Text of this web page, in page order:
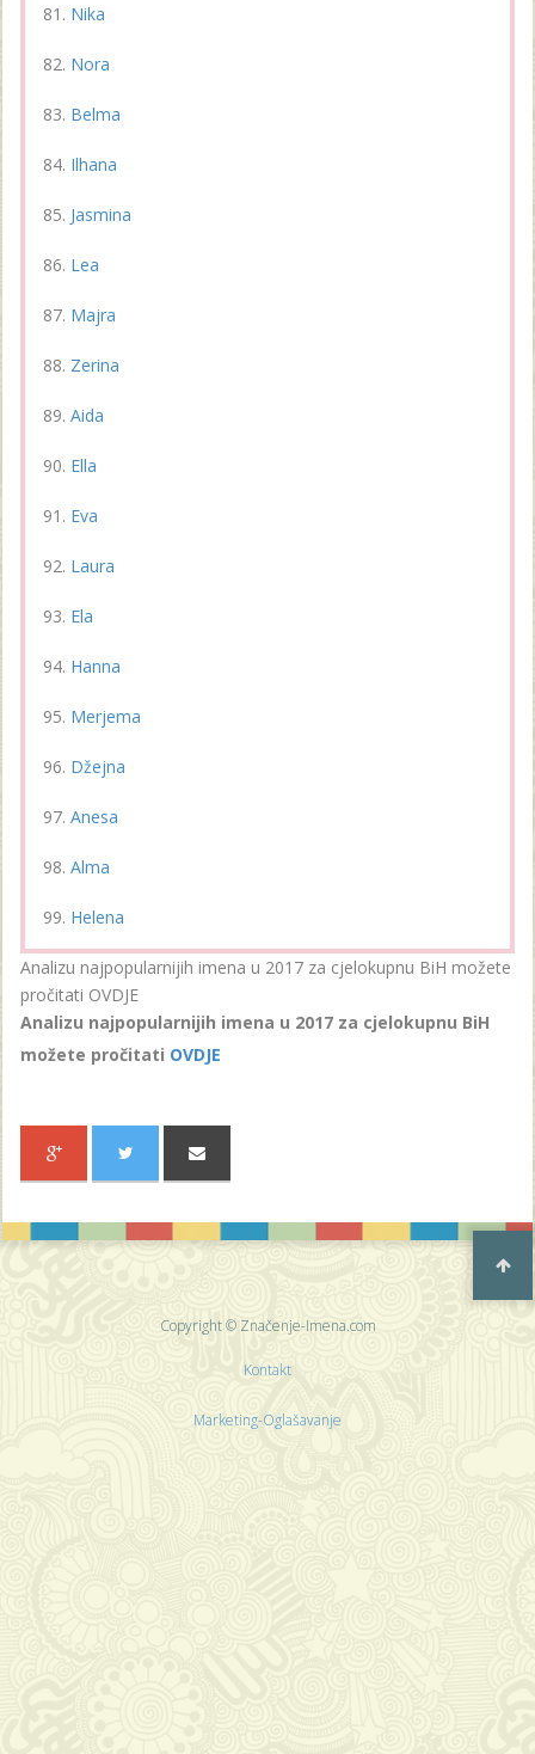
Nika
Nora
Belma
Ilhana
Jasmina
Lea
Majra
Zerina
Aida
Ella
Eva
Laura
Ela
Hanna
Merjema
Džejna
Anesa
Alma
Helena
Analizu najpopularnijih imena u 2017 za cjelokupnu BiH možete
pročitati OVDJE
Analizu najpopularnijih imena u 2017 za cjelokupnu BiH
možete pročitati OVDJE
Copyright © Značenje-Imena.com
Kontakt
Marketing-Oglašavanje